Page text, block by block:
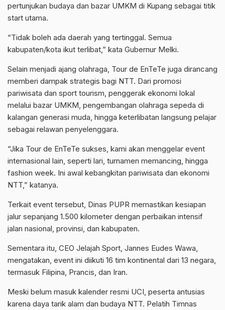
pertunjukan budaya dan bazar UMKM di Kupang sebagai titik
start utama.
“Tidak boleh ada daerah yang tertinggal. Semua
kabupaten/kota ikut terlibat,” kata Gubernur Melki.
Selain menjadi ajang olahraga, Tour de EnTeTe juga dirancang
memberi dampak strategis bagi NTT. Dari promosi
pariwisata dan sport tourism, penggerak ekonomi lokal
melalui bazar UMKM, pengembangan olahraga sepeda di
kalangan generasi muda, hingga keterlibatan langsung pelajar
sebagai relawan penyelenggara.
“Jika Tour de EnTeTe sukses, kami akan menggelar event
internasional lain, seperti lari, turnamen memancing, hingga
fashion week. Ini awal kebangkitan pariwisata dan ekonomi
NTT,” katanya.
Terkait event tersebut, Dinas PUPR memastikan kesiapan
jalur sepanjang 1.500 kilometer dengan perbaikan intensif
jalan nasional, provinsi, dan kabupaten.
Sementara itu, CEO Jelajah Sport, Jannes Eudes Wawa,
mengatakan, event ini diikuti 16 tim kontinental dari 13 negara,
termasuk Filipina, Prancis, dan Iran.
Meski belum masuk kalender resmi UCI, peserta antusias
karena daya tarik alam dan budaya NTT. Pelatih Timnas